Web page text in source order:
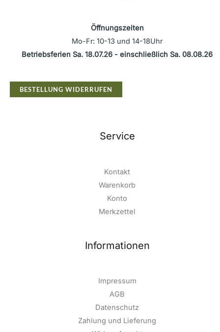
Öffnungszeiten
Mo-Fr: 10-13 und 14-18Uhr
Betriebsferien Sa. 18.07.26 - einschließlich Sa. 08.08.26
BESTELLUNG WIDERRUFEN
Service
Kontakt
Warenkorb
Konto
Merkzettel
Informationen
Impressum
AGB
Datenschutz
Zahlung und Lieferung